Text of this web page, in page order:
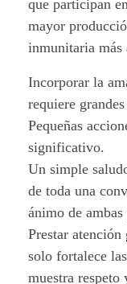
que participan
mayor
inmunitaria más
Incorporar la
requiere
Pequeñas
significativo.
Un simple
de toda una
ánimo de ambas
Prestar
solo fortalece
muestra respeto